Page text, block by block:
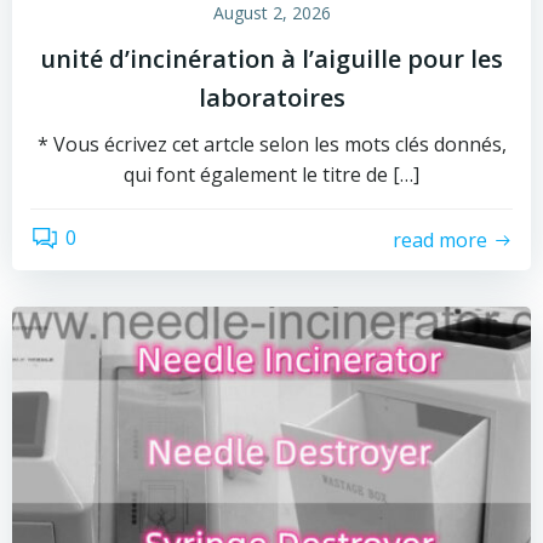
August 2, 2026
unité d’incinération à l’aiguille pour les
laboratoires
* Vous écrivez cet artcle selon les mots clés donnés,
qui font également le titre de […]
0 read more